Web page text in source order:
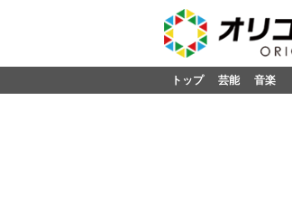
トップ 芸能 音楽